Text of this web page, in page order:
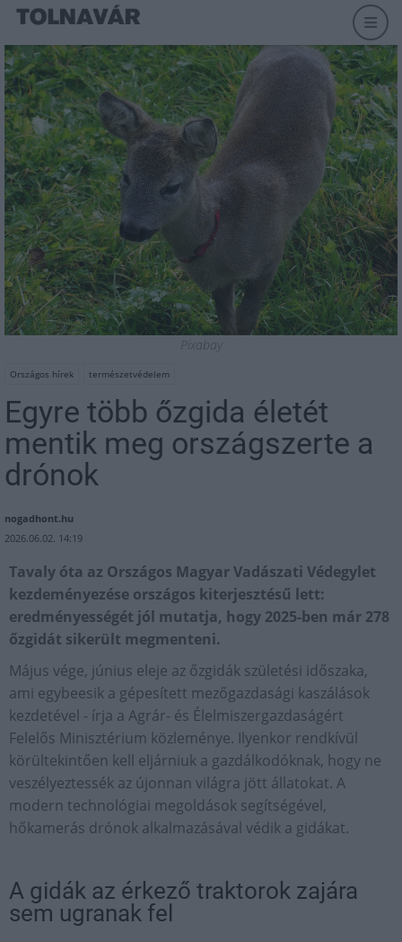
Pixabay
Országos hírek természetvédelem
Egyre több őzgida életét
mentik meg országszerte a
drónok
nogadhont.hu
2026.06.02. 14:19
Tavaly óta az Országos Magyar Vadászati Védegylet
kezdeményezése országos kiterjesztésű lett:
eredményességét jól mutatja, hogy 2025-ben már 278
őzgidát sikerült megmenteni.
Május vége, június eleje az őzgidák születési időszaka,
ami egybeesik a gépesített mezőgazdasági kaszálások
kezdetével - írja a Agrár- és Élelmiszergazdaságért
Felelős Minisztérium közleménye. Ilyenkor rendkívül
körültekintően kell eljárniuk a gazdálkodóknak, hogy ne
veszélyeztessék az újonnan világra jött állatokat. A
modern technológiai megoldások segítségével,
hőkamerás drónok alkalmazásával védik a gidákat.
A gidák az érkező traktorok zajára
sem ugranak fel